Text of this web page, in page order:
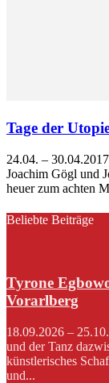
Tage der
24.04. –
Joachim Gögl und
heuer zum achten
Beliebte Beiträge
Tyrone
Vorarlberg
18.09.2026 –
und der Tanz
künstlerisches
und...